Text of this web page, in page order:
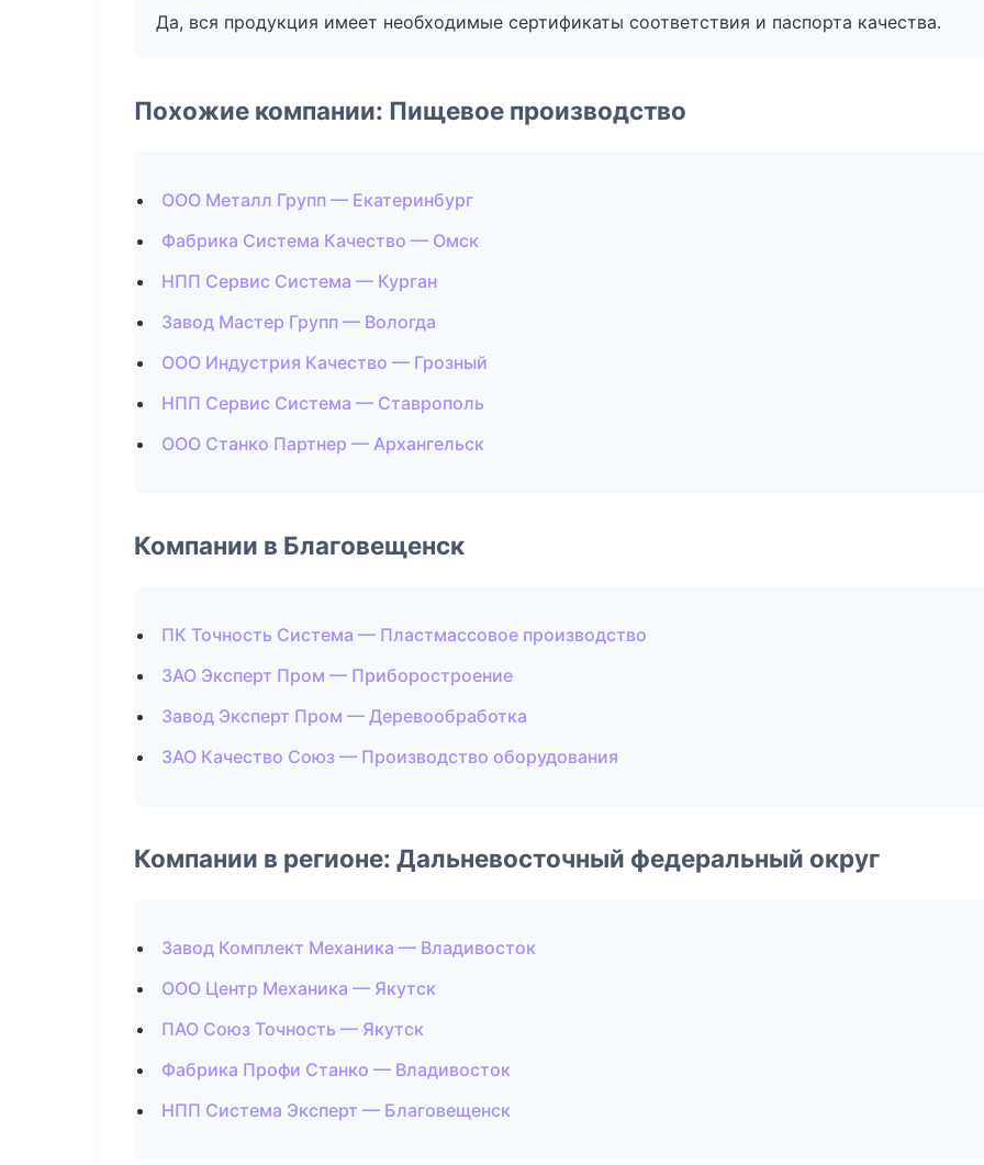
Да, вся продукция имеет необходимые сертификаты соответствия и паспорта качества.
Похожие компании: Пищевое производство
ООО Металл Групп — Екатеринбург
Фабрика Система Качество — Омск
НПП Сервис Система — Курган
Завод Мастер Групп — Вологда
ООО Индустрия Качество — Грозный
НПП Сервис Система — Ставрополь
ООО Станко Партнер — Архангельск
Компании в Благовещенск
ПК Точность Система — Пластмассовое производство
ЗАО Эксперт Пром — Приборостроение
Завод Эксперт Пром — Деревообработка
ЗАО Качество Союз — Производство оборудования
Компании в регионе: Дальневосточный федеральный округ
Завод Комплект Механика — Владивосток
ООО Центр Механика — Якутск
ПАО Союз Точность — Якутск
Фабрика Профи Станко — Владивосток
НПП Система Эксперт — Благовещенск